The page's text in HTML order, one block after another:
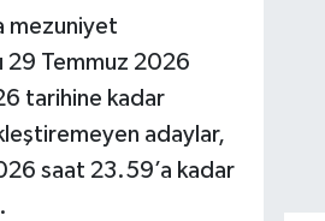
mezuniyet
29 Temmuz 2026
tarihine kadar
adaylar,
saat 23.59’a kadar